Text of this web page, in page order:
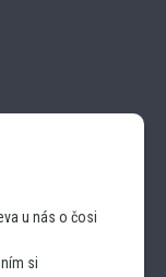
u nás o čosi
si